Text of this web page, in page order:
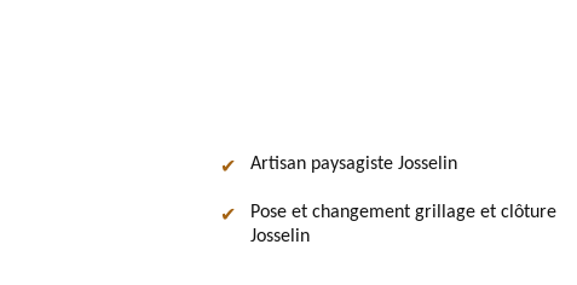
Artisan paysagiste Josselin
Pose et changement grillage et clôture
Josselin